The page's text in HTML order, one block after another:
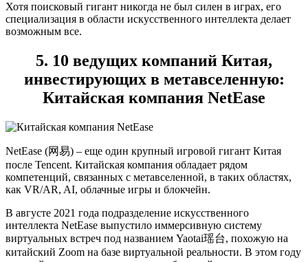
Хотя поисковый гигант никогда не был силен в играх, его
специализация в области искусственного интеллекта делает
возможным все.
5. 10 ведущих компаний Китая,
инвестирующих в метавселенную:
Китайская компания NetEase
NetEase (网易) – еще один крупный игровой гигант Китая
после Tencent. Китайская компания обладает рядом
компетенций, связанных с метавселенной, в таких областях,
как VR/AR, AI, облачные игры и блокчейн.
В августе 2021 года подразделение искусственного
интеллекта NetEase выпустило иммерсивную систему
виртуальных встреч под названием Yaotai瑶台, похожую на
китайский Zoom на базе виртуальной реальности. В этом году